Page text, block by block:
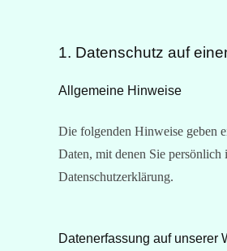
1. Datenschutz auf
Allgemeine Hinweise
Die folgenden Hinweise geben
Daten, mit denen Sie
Datenschutzerklärung.
Datenerfassung auf unserer